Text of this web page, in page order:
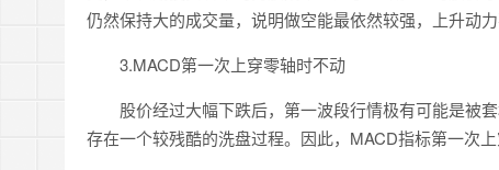
仍然保持大的成交量，说明做空能最依然较强，上升动力
3.MACD第一次上穿零轴时不动
股价经过大幅下跌后，第一波段行情极有可能是被
存在一个较残酷的洗盘过程。因此，MACD指标第一次